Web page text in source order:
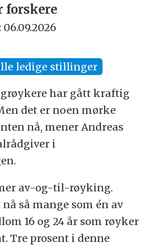
forskere
ledige stillinger
har gått kraftig
det er noen mørke
nå, mener Andreas
i
av-og-til-røyking.
så mange som én av
16 og 24 år som røyker
Tre prosent i denne